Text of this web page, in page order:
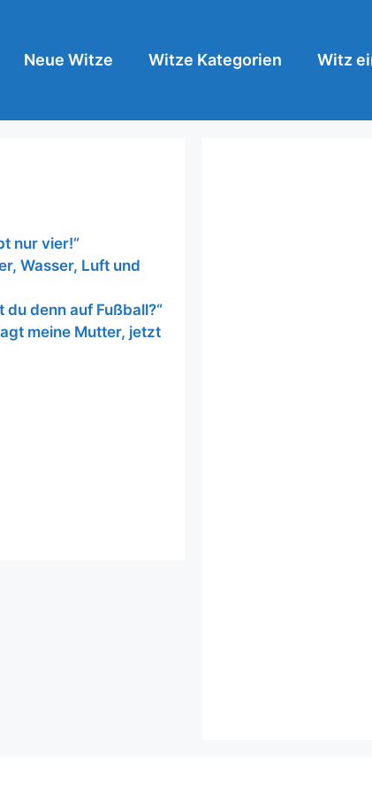
Neue Witze Witze Kategorien Witz
nur vier!“
Wasser, Luft und
denn auf Fußball?“
meine Mutter, jetzt